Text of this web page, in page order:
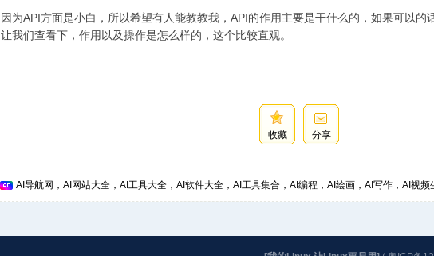
因为API方面是小白，所以希望有人能教教我，API的作用主要是干什么的，如果可以的
让我们查看下，作用以及操作是怎么样的，这个比较直观。
收藏 分享
AI导航网，AI网站大全，AI工具大全，AI软件大全，AI工具集合，AI编程，AI绘画，AI写作，AI视